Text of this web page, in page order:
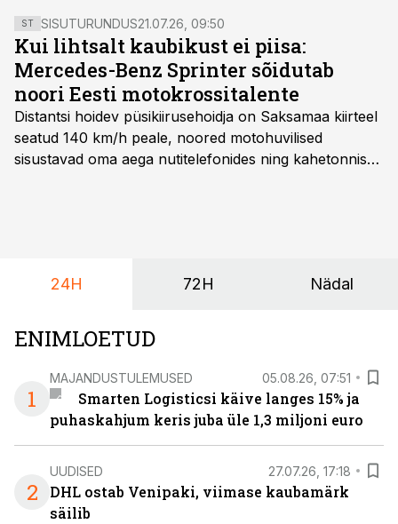
ST SISUTURUNDUS21.07.26, 09:50
Kui lihtsalt kaubikust ei piisa:
Mercedes-Benz Sprinter sõidutab
noori Eesti motokrossitalente
Distantsi hoidev püsikiirusehoidja on Saksamaa kiirteel
seatud 140 km/h peale, noored motohuvilised
sisustavad oma aega nutitelefonides ning kahetonnises
24H 72H Nädal
ENIMLOETUD
1
MAJANDUSTULEMUSED 05.08.26, 07:51
Smarten Logisticsi käive langes 15% ja
puhaskahjum keris juba üle 1,3 miljoni euro
2
UUDISED 27.07.26, 17:18
DHL ostab Venipaki, viimase kaubamärk
säilib